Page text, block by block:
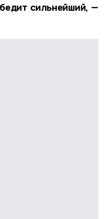
сильнейший, —